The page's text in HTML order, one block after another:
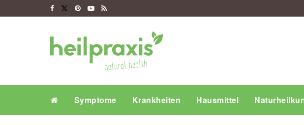
Symptome Krankheiten Hausmittel